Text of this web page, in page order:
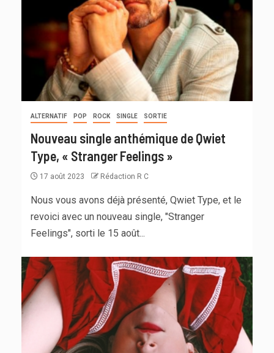
ALTERNATIF POP ROCK SINGLE SORTIE
Nouveau single anthémique de Qwiet
Type, « Stranger Feelings »
17 août 2023 Rédaction R C
Nous vous avons déjà présenté, Qwiet Type, et le
revoici avec un nouveau single, "Stranger
Feelings", sorti le 15 août...